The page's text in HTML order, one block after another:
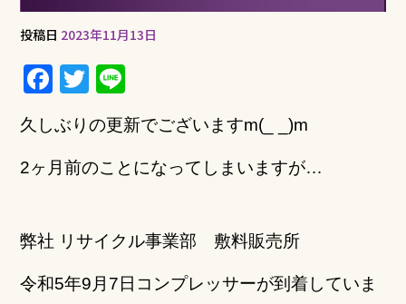
投稿日 2023年11月13日
F
a
c
e
o
o
k
T
w
it
te
n
e
久しぶりの更新でございますm(_ _)m
2ヶ月前のことになってしまいますが…
弊社 リサイクル事業部 敷料販売所
令和5年9月7日コンプレッサーが到着していま